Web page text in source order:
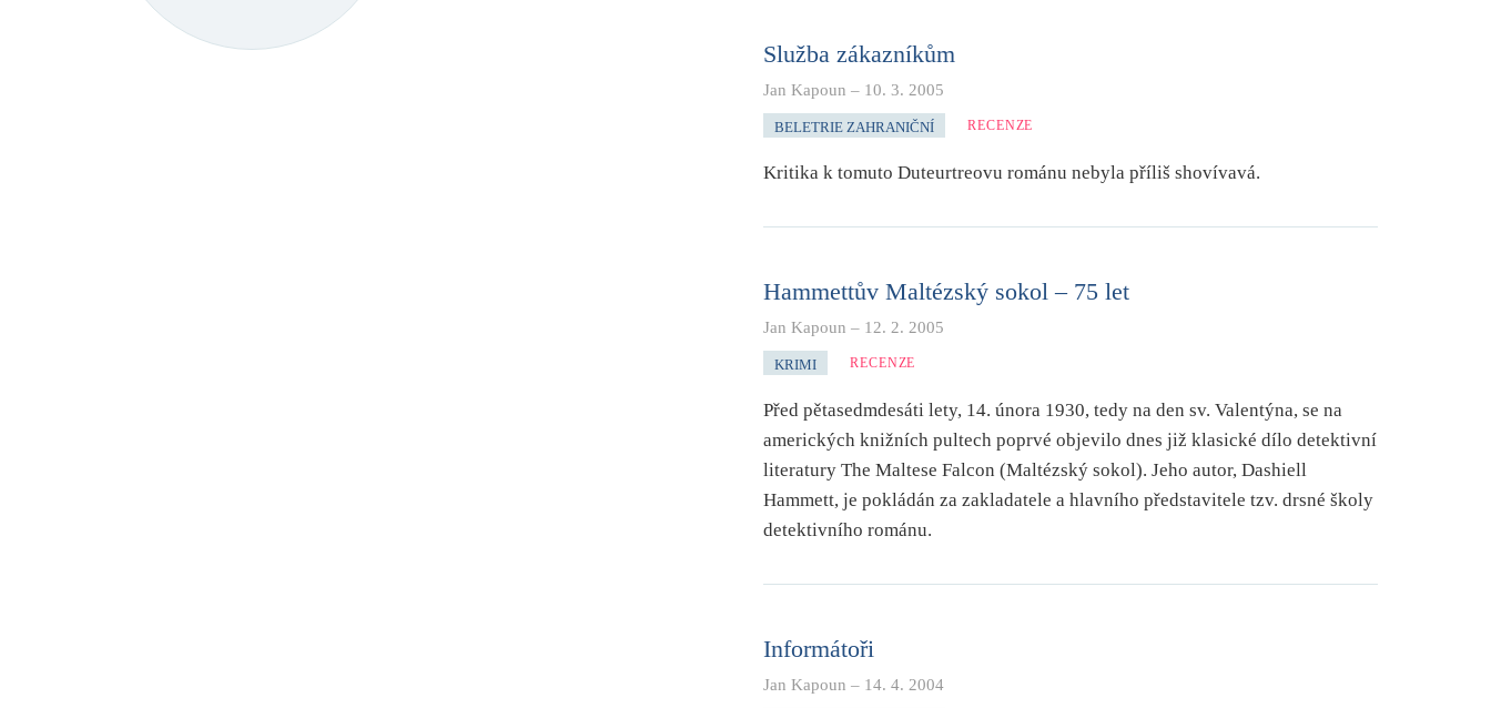
Služba zákazníkům
Jan Kapoun – 10. 3. 2005
BELETRIE ZAHRANIČNÍ RECENZE
Kritika k tomuto Duteurtreovu románu nebyla příliš shovívavá.
Hammettův Maltézský sokol – 75 let
Jan Kapoun – 12. 2. 2005
KRIMI RECENZE
Před pětasedmdesáti lety, 14. února 1930, tedy na den sv. Valentýna, se na
amerických knižních pultech poprvé objevilo dnes již klasické dílo detektivní
literatury The Maltese Falcon (Maltézský sokol). Jeho autor, Dashiell
Hammett, je pokládán za zakladatele a hlavního představitele tzv. drsné školy
detektivního románu.
Informátoři
Jan Kapoun – 14. 4. 2004